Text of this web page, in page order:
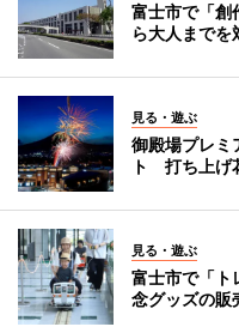
富士市で「創
ら大人までを
見る・遊ぶ
御殿場プレミ
ト 打ち上げ
見る・遊ぶ
富士市で「ト
念グッズの販